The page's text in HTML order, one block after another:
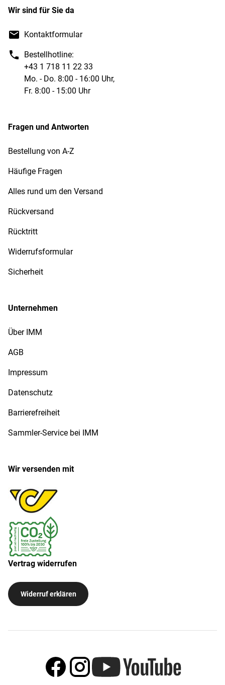
Wir sind für Sie da
Kontaktformular
Bestellhotline:
+43 1 718 11 22 33
Mo. - Do. 8:00 - 16:00 Uhr,
Fr. 8:00 - 15:00 Uhr
Fragen und Antworten
Bestellung von A-Z
Häufige Fragen
Alles rund um den Versand
Rückversand
Rücktritt
Widerrufsformular
Sicherheit
Unternehmen
Über IMM
AGB
Impressum
Datenschutz
Barrierefreiheit
Sammler-Service bei IMM
Wir versenden mit
Vertrag widerrufen
Widerruf erklären